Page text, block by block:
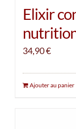
Elixir
34,90€
Ajouter au panier